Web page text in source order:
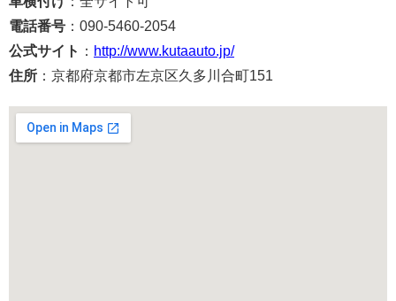
電話番号 ：090-5460-2054
公式サイト ： http://www.kutaauto.jp/
住所 ：京都府京都市左京区久多川合町151